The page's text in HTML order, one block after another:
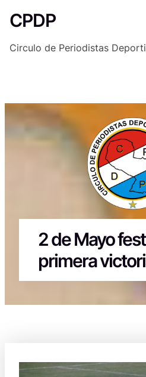
Saltar
al
contenido
CPDP
Circulo de Periodistas
2 de Mayo
primera